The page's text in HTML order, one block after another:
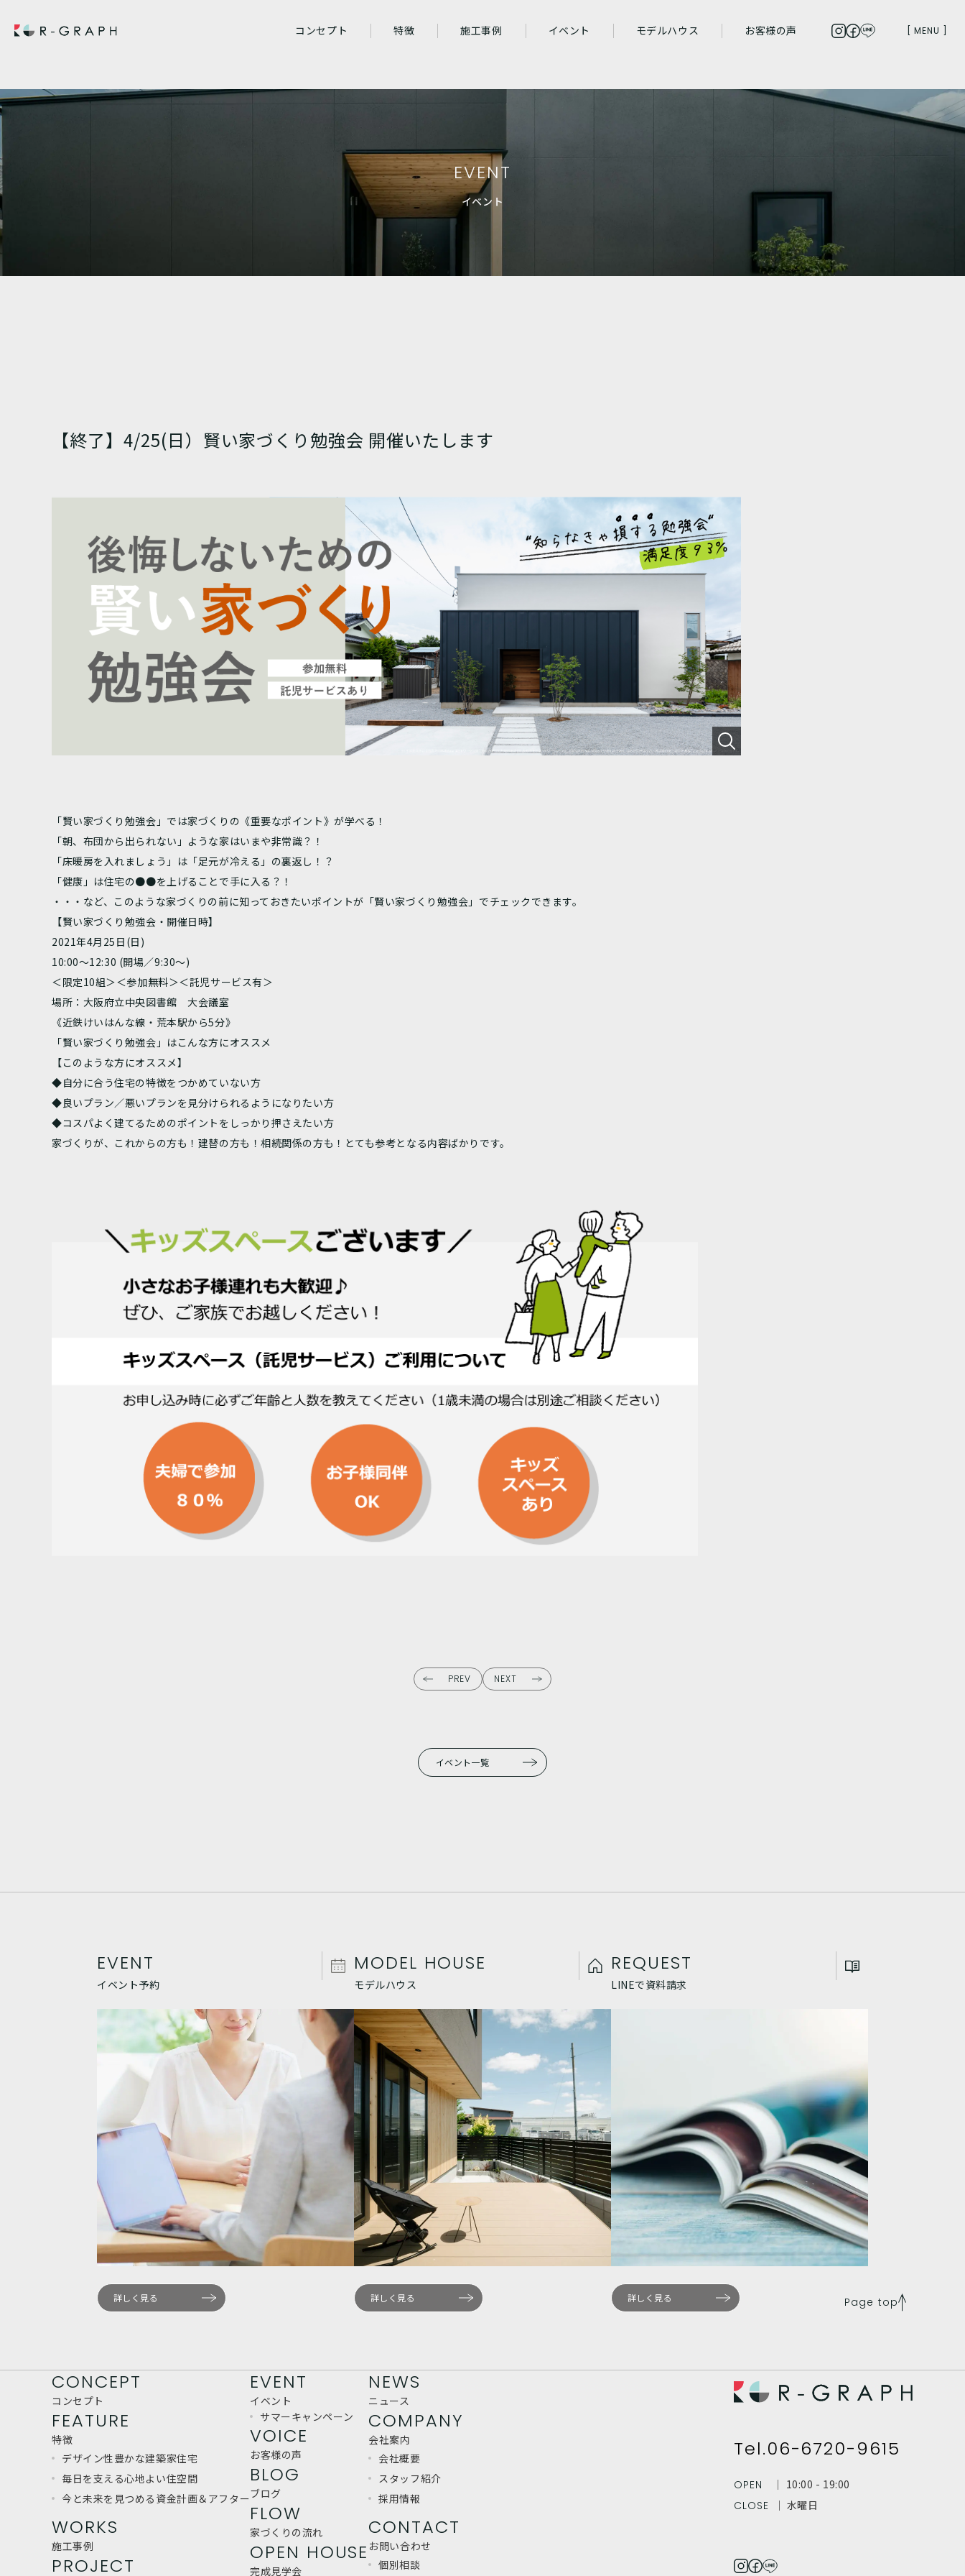
コンセプト 特徴 施工事例 イベント モデルハウス お客様の声 [ MENU ]
Warning: Illegal string offset 'label' in /home/shosan001/r-graph.jp/public_html/2024/wp-content/themes/sho-san_original/post-type/events/events-single/events-single01/events-single.php on line13
EVENT
イベント
【終了】4/25(日）賢い家づくり勉強会 開催いたします
「賢い家づくり勉強会」では家づくりの《重要なポイント》が学べる！
「朝、布団から出られない」ような家はいまや非常識？！
「床暖房を入れましょう」は「足元が冷える」の裏返し！？
「健康」は住宅の●●を上げることで手に入る？！
・・・など、このような家づくりの前に知っておきたいポイントが「賢い家づくり勉強会」でチェックできます。
【賢い家づくり勉強会・開催日時】
2021年4月25日(日)
10:00～12:30 (開場／9:30～)
＜限定10組＞＜参加無料＞＜託児サービス有＞
場所：大阪府立中央図書館 大会議室
《近鉄けいはんな線・荒本駅から5分》
「賢い家づくり勉強会」はこんな方にオススメ
【このような方にオススメ】
◆自分に合う住宅の特徴をつかめていない方
◆良いプラン／悪いプランを見分けられるようになりたい方
◆コスパよく建てるためのポイントをしっかり押さえたい方
家づくりが、これからの方も！建替の方も！相続関係の方も！とても参考となる内容ばかりです。
PREV NEXT
イベント一覧
EVENT
イベント予約
詳しく見る
MODEL HOUSE
モデルハウス
詳しく見る
REQUEST
LINEで資料請求
詳しく見る Page top
CONCEPT
コンセプト
FEATURE
特徴
デザイン性豊かな建築家住宅
毎日を支える心地よい住空間
今と未来を見つめる 資金計画＆アフター
WORKS
施工事例
PROJECT
EVENT
イベント
サマーキャンペーン
VOICE
お客様の声
BLOG
ブログ
FLOW
家づくりの流れ
OPEN HOUSE
完成見学会
NEWS
ニュース
COMPANY
会社案内
会社概要
スタッフ紹介
採用情報
CONTACT
お問い合わせ
個別相談
Tel.06-6720-9615
OPEN
│ 10:00 - 19:00
CLOSE
│ 水曜日